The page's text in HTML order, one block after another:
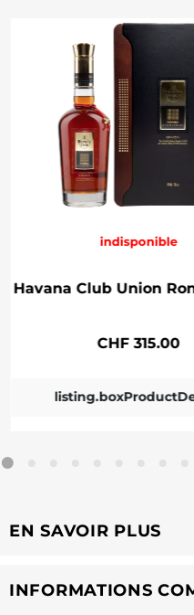
indisponible
Havana Club Union
CHF 315.00
EN SAVOIR PLUS
INFORMATIONS